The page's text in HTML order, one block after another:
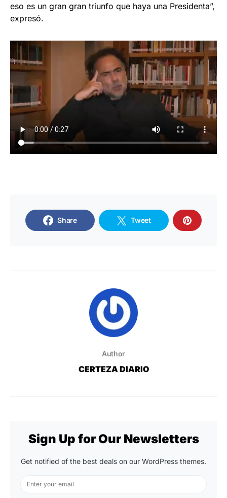
eso es un gran gran triunfo que haya una Presidenta”,
expresó.
Share Tweet
Author
CERTEZA DIARIO
Sign Up for Our Newsletters
Get notified of the best deals on our WordPress themes.